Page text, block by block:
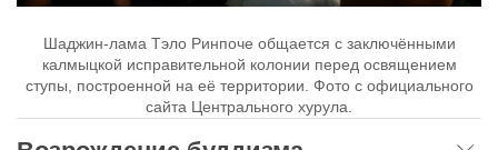
Шаджин-лама Тэло Ринпоче общается с заключёнными
калмыцкой исправительной колонии перед освящением
ступы, построенной на её территории. Фото с официального
сайта Центрального хурула.